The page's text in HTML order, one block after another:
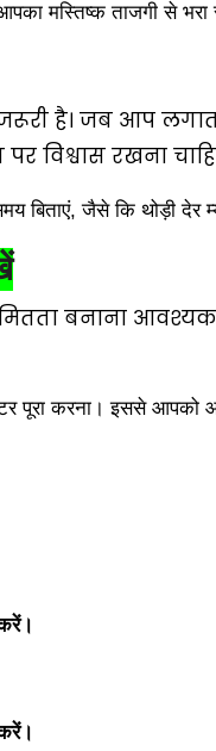
मस्तिष्क ताजगी से
है। जब आप
रखना
बिताएं, जैसे कि थोड़ी देर
बनाना
करना। इससे आपको